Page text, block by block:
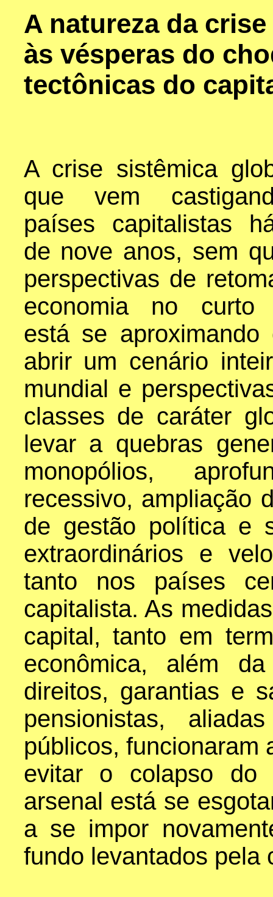
A natureza da
às vésperas do
tectônicas do
A crise sistêmica
que vem
países capitalistas
de nove anos, sem
perspectivas de
economia no curto
está se
abrir um cenário
mundial e
classes de caráter
levar a quebras
monopólios,
recessivo, ampliação
de gestão política e
extraordinários e
tanto nos países
capitalista. As
capital, tanto em
econômica, além
direitos, garantias e
pensionistas,
públicos, funcionaram
evitar o colapso do
arsenal está se
a se impor
fundo levantados pela